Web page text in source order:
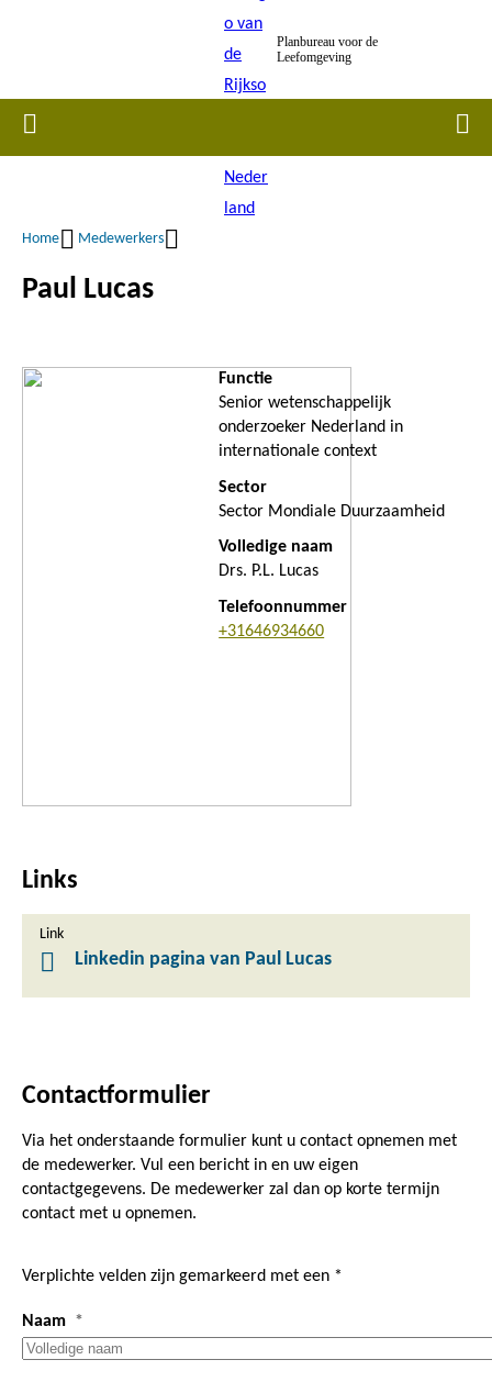
inhoud
Planbureau voor de
Leefomgeving
Home
Kruimelpad
Home Medewerkers
Paul Lucas
Functie
Senior wetenschappelijk
onderzoeker Nederland in
internationale context
Sector
Sector Mondiale Duurzaamheid
Volledige naam
Drs. P.L. Lucas
Telefoonnummer
+31646934660
Links
Link
Linkedin pagina van Paul Lucas
Contactformulier
Via het onderstaande formulier kunt u contact opnemen met
de medewerker. Vul een bericht in en uw eigen
contactgegevens. De medewerker zal dan op korte termijn
contact met u opnemen.
Verplichte velden zijn gemarkeerd met een *
Naam